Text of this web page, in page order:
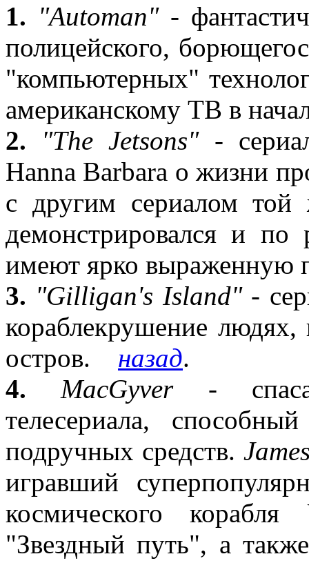
1. "Automan"-
полицейского,
"компьютерных"
американскому ТВ в
2.
"The Jetsons"-
Hanna Barbara о жизни
с другим сериалом
демонстрировался и
имеют ярко
3. "Gilligan's Island"-
кораблекрушение
остров. назад.
4.MacGyver-
телесериала,
подручных средств.
игравший
космического
"Звездный путь", а